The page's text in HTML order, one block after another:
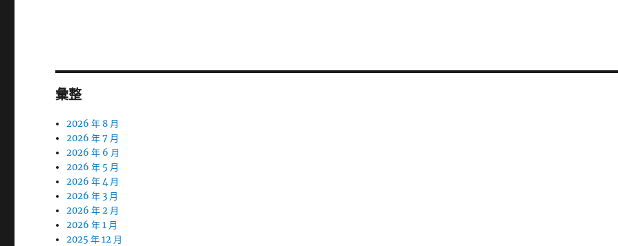
彙整
2026 年 8 月
2026 年 7 月
2026 年 6 月
2026 年 5 月
2026 年 4 月
2026 年 3 月
2026 年 2 月
2026 年 1 月
2025 年 12 月